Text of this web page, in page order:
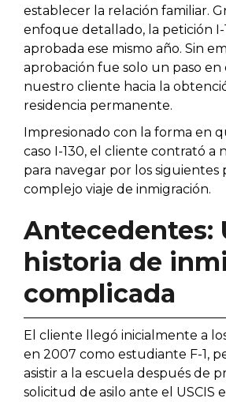
establecer la relación familiar.
enfoque detallado, la petición I-
aprobada ese mismo año. Sin
aprobación fue solo un paso en
nuestro cliente hacia la
residencia permanente.
Impresionado con la forma en
caso I-130, el cliente contrató a
para navegar por los siguientes
complejo viaje de inmigración.
Antecedentes:
historia de
complicada
El cliente llegó inicialmente a
en 2007 como estudiante F-1,
asistir a la escuela después de
solicitud de asilo ante el USCIS